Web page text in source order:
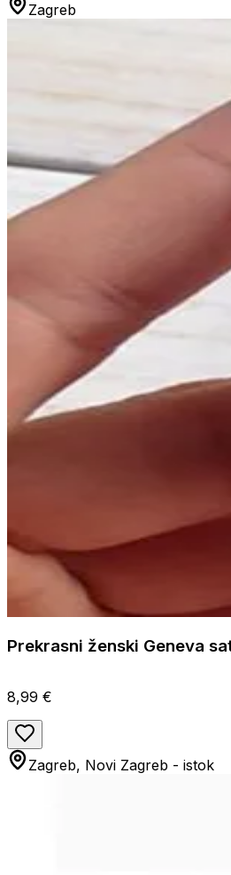
Zagreb
Prekrasni ženski Geneva
8,99 €
Zagreb, Novi Zagreb - istok